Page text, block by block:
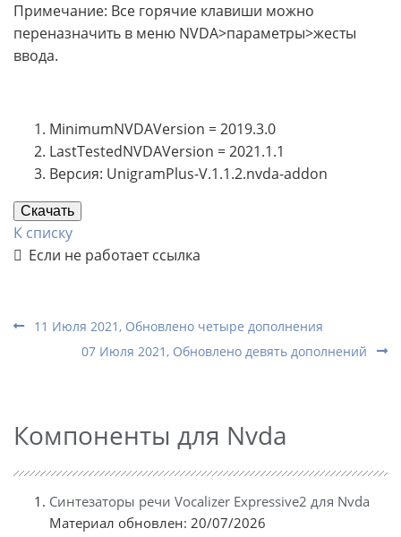
Примечание: Все горячие клавиши можно
переназначить в меню NVDA>параметры>жесты
ввода.
MinimumNVDAVersion = 2019.3.0
LastTestedNVDAVersion = 2021.1.1
Версия: UnigramPlus-V.1.1.2.nvda-addon
Скачать
К списку
Если не работает ссылка
11 Июля 2021, Обновлено четыре дополнения
07 Июля 2021, Обновлено девять дополнений
Компоненты для Nvda
Синтезаторы речи Vocalizer Expressive2 для Nvda
Материал обновлен: 20/07/2026